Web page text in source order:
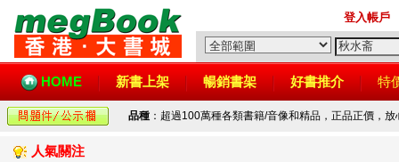
登入帳戶
HOME 新書上架 暢銷書架 好書推介 特
品種 ：超過100萬種各類書籍/音像和精品，正品正價，
人氣關注